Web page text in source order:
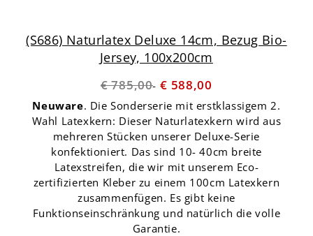
(S686) Naturlatex Deluxe 14cm, Bezug Bio-
Jersey, 100x200cm
€ 785,00 € 588,00
Neuware. Die Sonderserie mit erstklassigem 2.
Wahl Latexkern: Dieser Naturlatexkern wird aus
mehreren Stücken unserer Deluxe-Serie
konfektioniert. Das sind 10- 40cm breite
Latexstreifen, die wir mit unserem Eco-
zertifizierten Kleber zu einem 100cm Latexkern
zusammenfügen. Es gibt keine
Funktionseinschränkung und natürlich die volle
Garantie.